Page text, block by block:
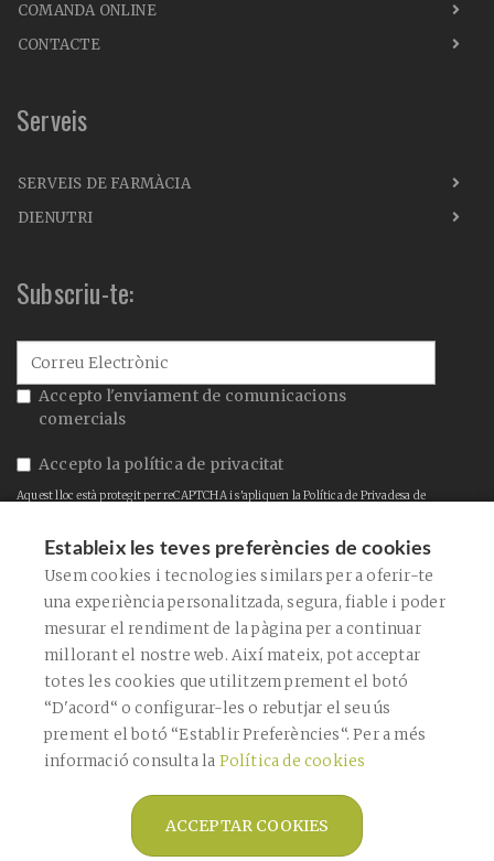
COMANDA ONLINE
CONTACTE
Serveis
SERVEIS DE FARMÀCIA
DIENUTRI
Subscriu-te:
Accepto l'enviament de comunicacions
comercials
Accepto la política de privacitat
Aquest lloc està protegit per reCAPTCHA i s'apliquen laPolítica de Privadesa de
CONFIRMAR
ENVIAR
Copyright © 2026 Farmàcia Bagaría De
Estableix les teves preferències de cookies
Usem cookies i tecnologies similars per a oferir-te
una experiència personalitzada, segura, fiable i poder
mesurar el rendiment de la pàgina per a continuar
millorant el nostre web. Així mateix, pot acceptar
totes les cookies que utilitzem prement el botó
“D'acord“ o configurar-les o rebutjar el seu ús
prement el botó “Establir Preferències“. Per a més
informació consulta la Política de cookies
ACCEPTAR COOKIES